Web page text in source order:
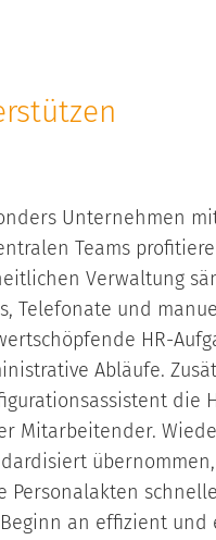
Unternehmen
Teams
Verwaltung
Telefonate und
HR-
Abläufe.
die
Mitarbeitender.
Personalakten
an effizient